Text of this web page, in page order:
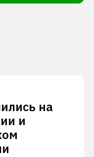
на
и